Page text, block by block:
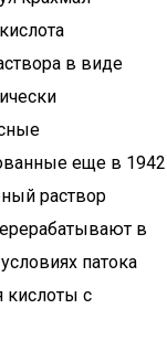
в виде
еще в 1942
раствор
в
патока
кислоты с